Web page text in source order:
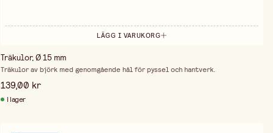
LÄGG I VARUKORG
Träkulor, Ø 15 mm
Träkulor av björk med genomgående hål för pyssel och hantverk.
139,00 kr
I lager